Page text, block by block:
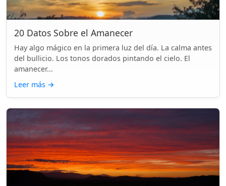
20 Datos Sobre el Amanecer
Hay algo mágico en la primera luz del día. La calma antes
del bullicio. Los tonos dorados pintando el cielo. El
amanecer...
Leer más →